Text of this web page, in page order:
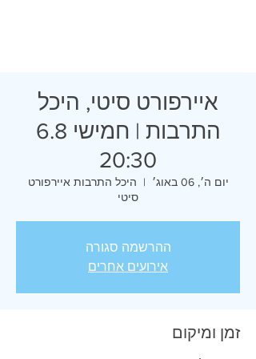
איירפורט סיטי, היכל
התרבות | חמישי 6.8
20:30
יום ה׳, 06 באוג׳
  |
היכל התרבות איירפורט
סיטי
ההרשמה סגורה
אירועים אחרים
זמן ומיקום